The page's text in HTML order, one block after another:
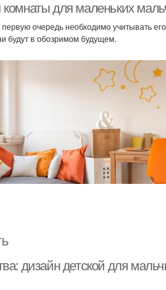
для маленьких
очередь необходимо учитывать
будут в обозримом будущем.
дизайн детской для